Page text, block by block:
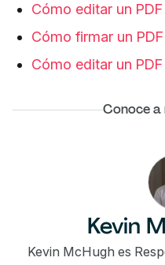
Cómo editar un
Cómo firmar un
Cómo editar un
Conoce
Kevin
Kevin McHugh es